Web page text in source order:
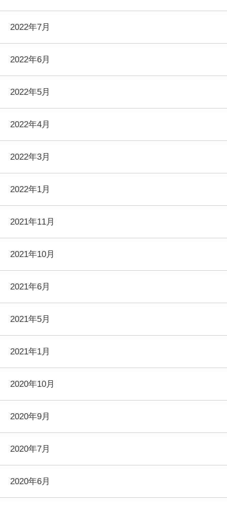
2022年7月
2022年6月
2022年5月
2022年4月
2022年3月
2022年1月
2021年11月
2021年10月
2021年6月
2021年5月
2021年1月
2020年10月
2020年9月
2020年7月
2020年6月